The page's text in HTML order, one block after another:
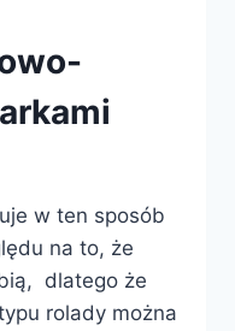
w ten sposób
na to, że
dlatego że
rolady można